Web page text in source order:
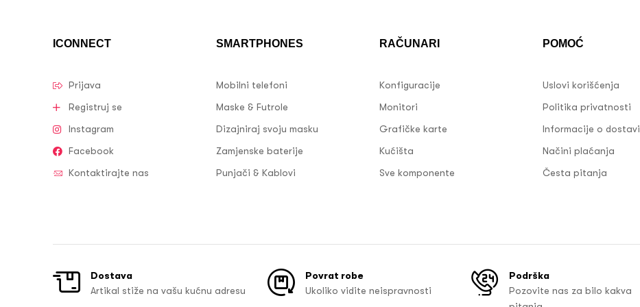
ICONNECT
Prijava
Registruj se
Instagram
Facebook
Kontaktirajte nas
SMARTPHONES
Mobilni telefoni
Maske & Futrole
Dizajniraj svoju masku
Zamjenske baterije
Punjači & Kablovi
RAČUNARI
Konfiguracije
Monitori
Grafičke karte
Kućišta
Sve komponente
POMOĆ
Uslovi korišćenja
Politika privatnosti
Informacije o dostavi
Načini plaćanja
Česta pitanja
Dostava
Artikal stiže na vašu kućnu adresu
Povrat robe
Ukoliko vidite neispravnosti
Podrška
Pozovite nas za bilo kakva